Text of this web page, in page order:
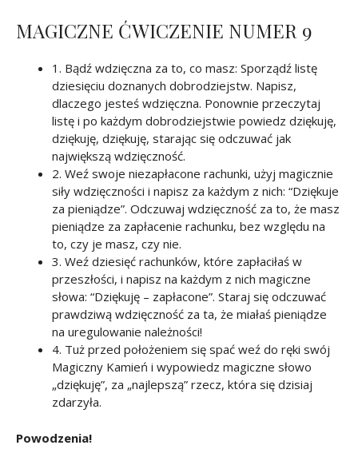
MAGICZNE ĆWICZENIE NUMER 9
1. Bądź wdzięczna za to, co masz: Sporządź listę
dziesięciu doznanych dobrodziejstw. Napisz,
dlaczego jesteś wdzięczna. Ponownie przeczytaj
listę i po każdym dobrodziejstwie powiedz dziękuję,
dziękuję, dziękuję, starając się odczuwać jak
największą wdzięczność.
2. Weź swoje niezapłacone rachunki, użyj magicznie
siły wdzięczności i napisz za każdym z nich: “Dziękuje
za pieniądze”. Odczuwaj wdzięczność za to, że masz
pieniądze za zapłacenie rachunku, bez względu na
to, czy je masz, czy nie.
3. Weź dziesięć rachunków, które zapłaciłaś w
przeszłości, i napisz na każdym z nich magiczne
słowa: “Dziękuję – zapłacone”. Staraj się odczuwać
prawdziwą wdzięczność za ta, że miałaś pieniądze
na uregulowanie należności!
4. Tuż przed położeniem się spać weź do ręki swój
Magiczny Kamień i wypowiedz magiczne słowo
„dziękuję”, za „najlepszą” rzecz, która się dzisiaj
zdarzyła.
Powodzenia!